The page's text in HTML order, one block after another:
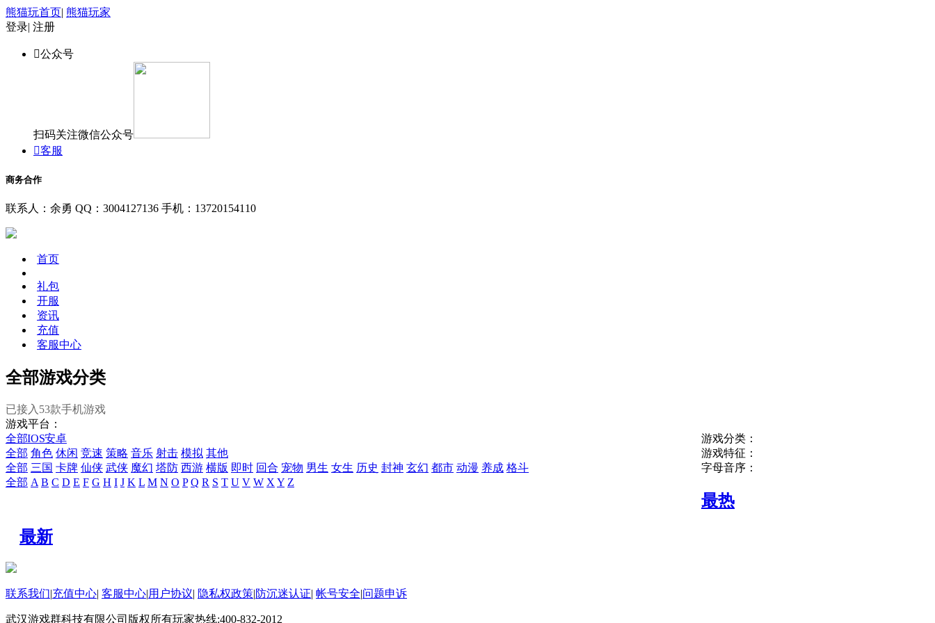
熊猫玩首页| 熊猫玩家
登录| 注册
公众号
扫码关注微信公众号
客服
商务合作
联系人：余勇 QQ：3004127136 手机：13720154110
首页
礼包
开服
资讯
充值
客服中心
全部游戏分类
已接入 53款手机游戏
游戏平台：
全部IOS安卓
游戏分类：
全部 角色 休闲 竞速 策略 音乐 射击 模拟 其他
游戏特征：
全部 三国 卡牌 仙侠 武侠 魔幻 塔防 西游 横版 即时 回合 宠物 男生 女生 历史 封神 玄幻 都市 动漫 养成 格斗
字母音序：
全部 A B C D E F G H I J K L M N O P Q R S T U V W X Y Z
最热
最新
联系我们|充值中心| 客服中心|用户协议| 隐私权政策|防沉迷认证| 帐号安全|问题申诉
武汉游戏群科技有限公司版权所有玩家热线:400-832-2012